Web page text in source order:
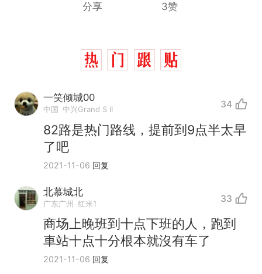
分享 3赞
一笑倾城00
中国 中兴Grand S II 34
82路是热门路线，提前到9点半太早
了吧
2021-11-06 回复
北慕城北
广东广州 红米1 33
商场上晚班到十点下班的人，跑到
車站十点十分根本就沒有车了
2021-11-06 回复
因老师一句“跟我回家”改写了
人生
新 搬家报价570元，搬到楼下
交5060元才肯搬上楼！女子傻
眼了……
费大厨“全国小炒肉大王”称